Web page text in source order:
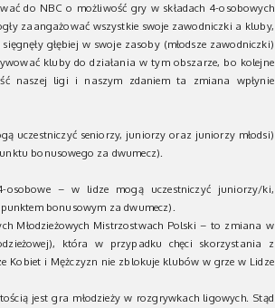
do NBC o możliwość gry w składach 4-osobowych
zaangażować wszystkie swoje zawodniczki a kluby,
głębiej w swoje zasoby (młodsze zawodniczki)
kluby do działania w tym obszarze, bo kolejne
naszej ligi i naszym zdaniem ta zmiana wpłynie
uczestniczyć seniorzy, juniorzy oraz juniorzy młodsi)
bonusowego za dwumecz).
osobowe – w lidze mogą uczestniczyć juniorzy/ki,
bonusowym za dwumecz).
Młodzieżowych Mistrzostwach Polski – to zmiana w
która w przypadku chęci skorzystania z
Kobiet i Mężczyzn nie zblokuje klubów w grze w Lidze
jest gra młodzieży w rozgrywkach ligowych. Stąd